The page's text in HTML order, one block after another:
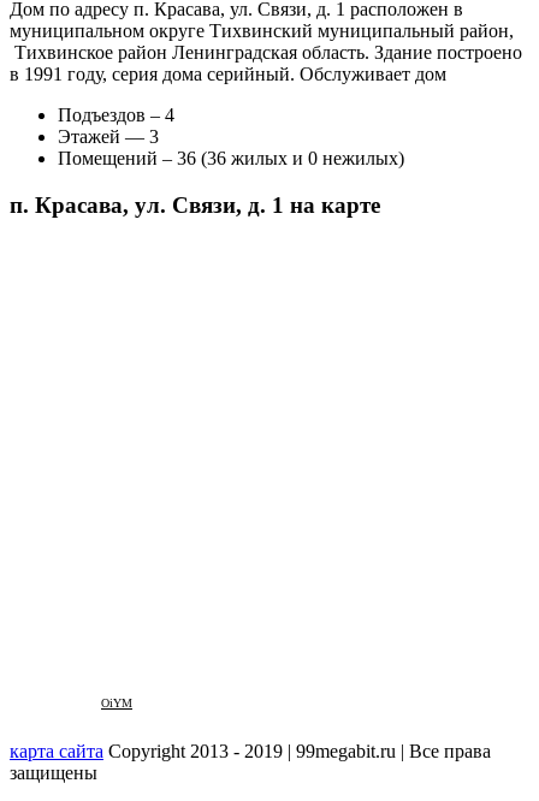
Дом по адресу п. Красава, ул. Связи, д. 1 расположен в
муниципальном округе Тихвинский муниципальный район,
Тихвинское район Ленинградская область. Здание построено
в 1991 году, серия дома cерийный. Обслуживает дом
Подъездов – 4
Этажей — 3
Помещений – 36 (36 жилых и 0 нежилых)
п. Красава, ул. Связи, д. 1 на карте
OiYM
карта сайта Copyright 2013 - 2019 | 99megabit.ru | Все права
защищены